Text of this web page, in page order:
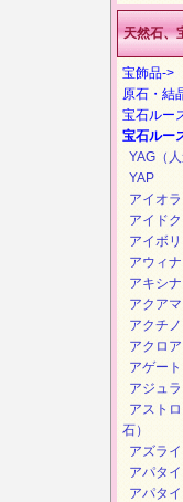
天然石、
宝飾品->
原石・結
宝石ルー
宝石ルー
YAG（人
YAP
アイオラ
アイド
アイボ
アウィナ
アキシナ
アクア
アクチ
アクロア
アゲート
アジュ
アスト
石）
アズラ
アパタイ
アパタ